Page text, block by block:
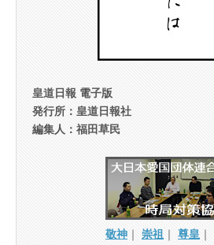
皇道日報 電子版
発行所：皇道日報社
編集人：福田草民
敬神 ｜ 崇祖 ｜ 尊皇 ｜